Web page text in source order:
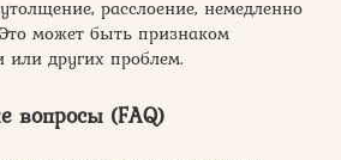
расслоение, немедленно
может быть признаком
других проблем.
вопросы (FAQ)